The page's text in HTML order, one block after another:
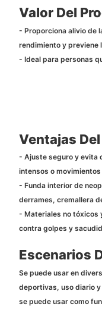
Valor Del
- Proporciona alivio de
rendimiento y previene
- Ideal para personas
Ventajas
- Ajuste seguro y evita
intensos o
- Funda interior de
derrames, cremallera
- Materiales no tóxicos
contra golpes y
Escenarios
Se puede usar en
deportivas, uso diario
se puede usar como